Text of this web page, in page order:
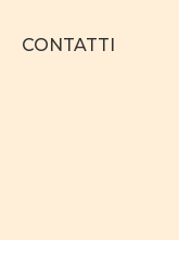
CONTATTI